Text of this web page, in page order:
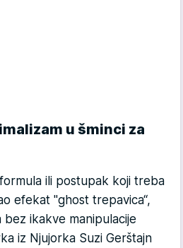
u šminci za
ili postupak koji treba
efekat "ghost trepavica“,
ikakve manipulacije
iz Njujorka Suzi Gerštajn